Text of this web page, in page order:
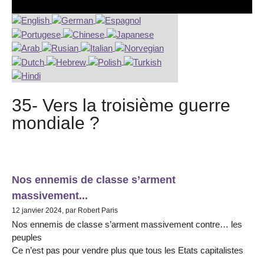
35- Vers la troisième guerre
mondiale ?
Nos ennemis de classe s’arment
massivement...
12 janvier 2024, par Robert Paris
Nos ennemis de classe s’arment massivement contre… les
peuples
Ce n’est pas pour vendre plus que tous les Etats capitalistes